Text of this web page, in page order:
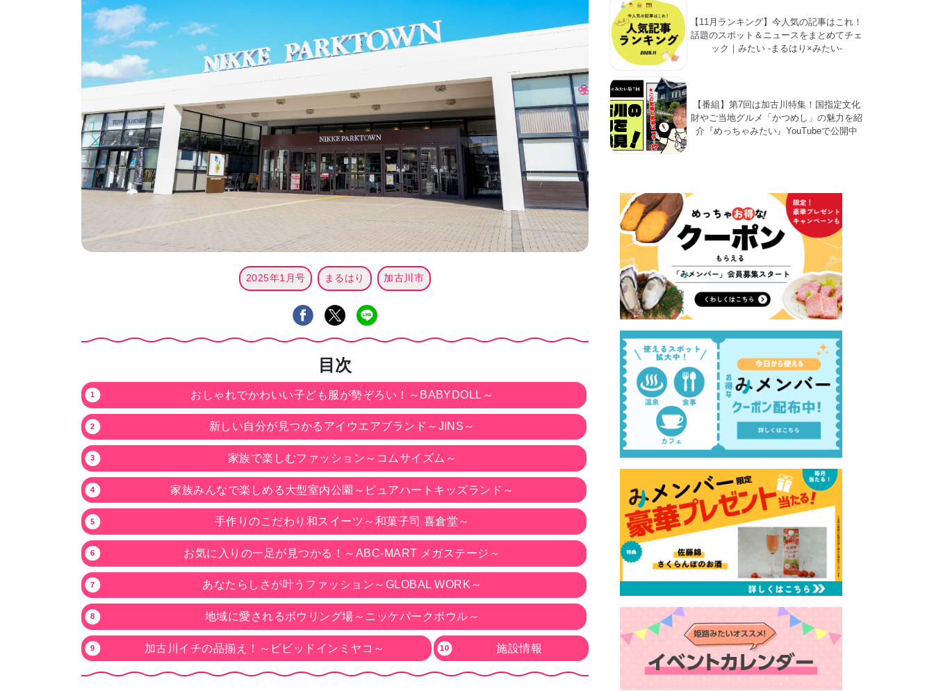
2025年1月号 まるはり 加古川市
目次
おしゃれでかわいい子ども服が勢ぞろい！～BABYDOLL～
新しい自分が見つかるアイウエアブランド～JINS～
家族で楽しむファッション～コムサイズム～
家族みんなで楽しめる大型室内公園～ピュアハートキッズランド～
手作りのこだわり和スイーツ～和菓子司 喜倉堂～
お気に入りの一足が見つかる！～ABC-MART メガステージ～
あなたらしさが叶うファッション～GLOBAL WORK～
地域に愛されるボウリング場～ニッケパークボウル～
加古川イチの品揃え！～ビビッドインミヤコ～ 施設情報
【11月ランキング】今人気の記事はこれ！
話題のスポット＆ニュースをまとめてチェ
ック｜みたい -まるはり×みたい-
【番組】第7回は加古川特集！国指定文化
財やご当地グルメ「かつめし」の魅力を紹
介『めっちゃみたい』YouTubeで公開中